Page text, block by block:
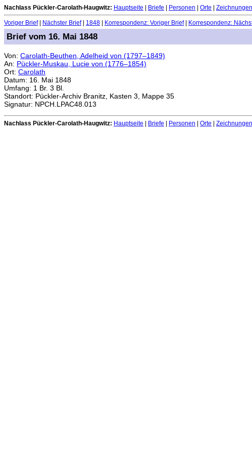
Nachlass Pückler-Carolath-Haugwitz: Hauptseite Briefe Personen Orte Zeichnungen
Voriger Brief| Nächster Brief| 1848 Korrespondenz: Voriger Brief| Korrespondenz:
Brief vom 16. Mai 1848
Von: Carolath-Beuthen, Adelheid von (1797–1849)
An: Pückler-Muskau, Lucie von (1776–1854)
Ort: Carolath
Datum: 16. Mai 1848
Umfang: 1 Br. 3 Bl.
Standort: Pückler-Archiv Branitz, Kasten 3, Mappe 35
Signatur: NPCH.LPAC48.013
Nachlass Pückler-Carolath-Haugwitz: Hauptseite Briefe Personen Orte Zeichnungen